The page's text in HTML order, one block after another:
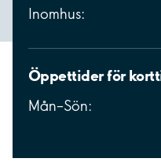
Inomhus:
Öppettider för
Mån–Sön: